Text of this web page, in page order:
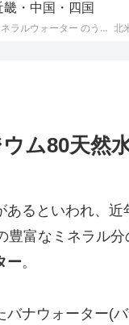
畿・中国・四国
国産ミネラルウォーター のうち、 近畿・中国・四国地方のミネラルウォーター に関する情報です。
ム80天然水
るといわれ、近
豊富なミネラル
ー。
ナウォーター(